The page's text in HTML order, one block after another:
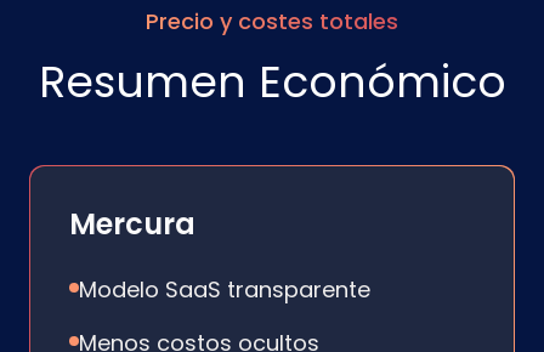
Precio y costes totales
Resumen Económico
Mercura
Modelo SaaS transparente
Menos costos ocultos